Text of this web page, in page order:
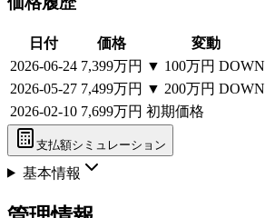
日付 価格
変動
2026-06-24 7,399万円 ▼ 100万円 DOWN
2026-05-27 7,499万円 ▼ 200万円 DOWN
2026-02-10 7,699万円 初期価格
支払額シミュレーション
基本情報